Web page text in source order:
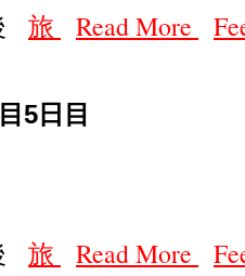
旅 Read More
5日目
旅 Read More